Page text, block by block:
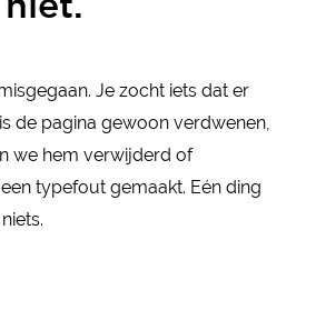
niet.
Je zocht iets dat er
de pagina gewoon verdwenen,
we hem verwijderd of
typefout gemaakt. Eén ding